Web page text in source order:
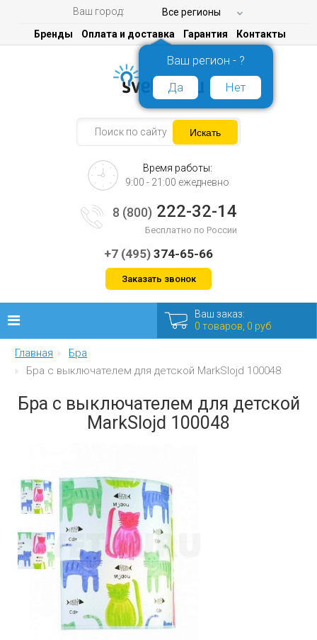
Ваш город: Все регионы
Ваш регион - ?
Да
Нет
Бренды Оплата и доставка Гарантия Контакты
Время работы:
9:00 - 21:00 ежедневно
8 (800) 222-32-14
Бесплатно по России
+7 (495) 374-65-66
Заказать звонок
Люстры
Интерьерные
Распродажа
Еще
Мебель
Ваш заказ:
0 товаров, 0 руб
Главная
Бра
Бра с выключателем для детской MarkSlojd 100048
Бра с выключателем для детской
MarkSlojd 100048